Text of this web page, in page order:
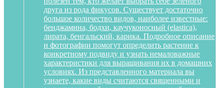
друга из рода фикусов. Существует достаточно
большое количество видов, наиболее известные:
бенджамина, бодхи, каучуконосный (elastica),
лирата, бенгальский, карика. Подробное описание
и фотографии помогут определить растение к
конкретному подвиду и узнать немаловажные
характеристики для выращивания их в домашних
условиях. Из представленного материала вы
узнаете, какие виды считаются священными и